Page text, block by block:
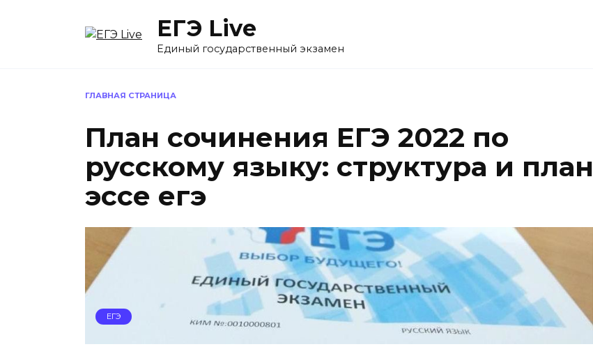
ЕГЭ Live
Единый государственный экзамен
ГЛАВНАЯ СТРАНИЦА
План сочинения ЕГЭ 2022 по
русскому языку: структура и план
эссе егэ
ЕГЭ